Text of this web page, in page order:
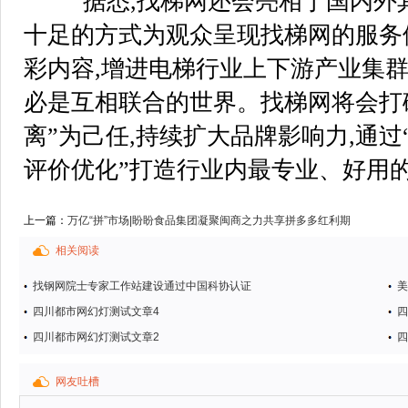
十足的方式为观众呈现找梯网的服
彩内容,增进电梯行业上下游产业集
必是互相联合的世界。找梯网将会
离”为己任,持续扩大品牌影响力,通
评价优化”打造行业内最专业、好用
上一篇： 万亿“拼”市场|盼盼食品集团凝聚闽商之力共享拼多多红利期
相关阅读
找钢网院士专家工作站建设通过中国科协认证
四川都市网幻灯测试文章4
四川都市网幻灯测试文章2
网友吐槽